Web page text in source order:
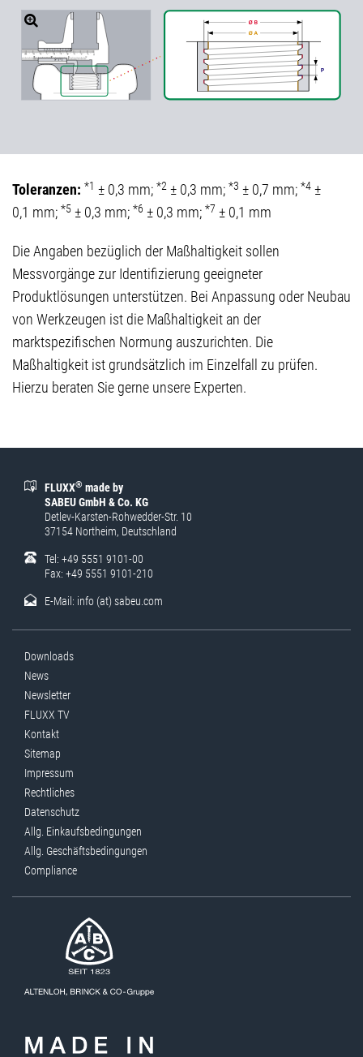
Toleranzen: *1 ± 0,3 mm; *2 ± 0,3 mm; *3 ± 0,7 mm; *4 ±
0,1 mm; *5 ± 0,3 mm; *6 ± 0,3 mm; *7 ± 0,1 mm
Die Angaben bezüglich der Maßhaltigkeit sollen
Messvorgänge zur Identifizierung geeigneter
Produktlösungen unterstützen. Bei Anpassung oder Neubau
von Werkzeugen ist die Maßhaltigkeit an der
marktspezifischen Normung auszurichten. Die
Maßhaltigkeit ist grundsätzlich im Einzelfall zu prüfen.
Hierzu beraten Sie gerne unsere Experten.
FLUXX® made by
SABEU GmbH & Co. KG
Detlev-Karsten-Rohwedder-Str. 10
37154 Northeim, Deutschland
Tel: +49 5551 9101-00
Fax: +49 5551 9101-210
E-Mail: info (at) sabeu.com
Downloads
News
Newsletter
FLUXX TV
Kontakt
Sitemap
Impressum
Rechtliches
Datenschutz
Allg. Einkaufsbedingungen
Allg. Geschäftsbedingungen
Compliance